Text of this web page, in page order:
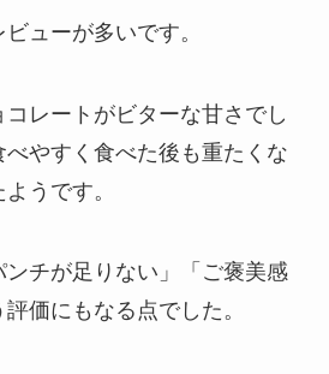
ューが多いです。
レートがビターな甘さでし
やすく食べた後も重たくな
うです。
チが足りない」「ご褒美感
価にもなる点でした。